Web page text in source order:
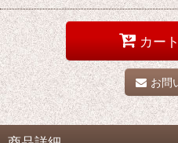
カー
お問